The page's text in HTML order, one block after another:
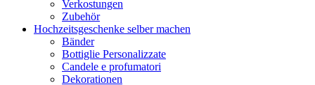
Verkostungen
Zubehör
Hochzeitsgeschenke selber machen
Bänder
Bottiglie Personalizzate
Candele e profumatori
Dekorationen